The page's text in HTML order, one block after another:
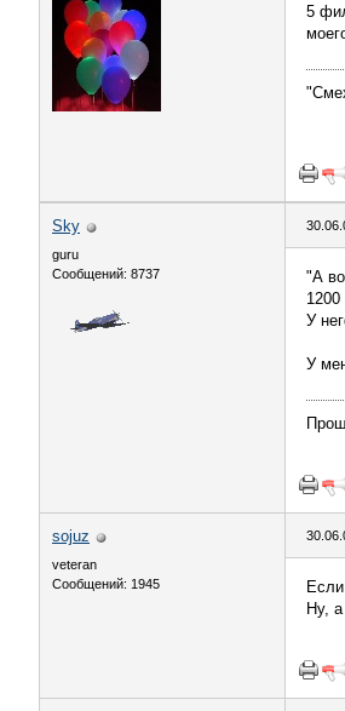
5
Sky
guru
Сообщений: 8737
"А
1200
У
У
sojuz
veteran
Сообщений: 1945
Ну,